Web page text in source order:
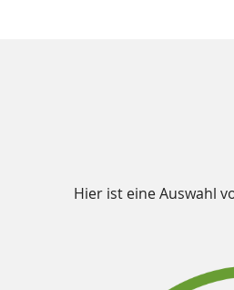
Hier ist eine Auswahl